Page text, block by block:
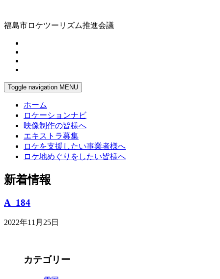
福島市ロケツーリズム推進会議
Toggle navigation MENU
ホーム
ロケーションナビ
映像制作の皆様へ
エキストラ募集
ロケを支援したい事業者様へ
ロケ地めぐりをしたい皆様へ
新着情報
A_184
2022年11月25日
カテゴリー